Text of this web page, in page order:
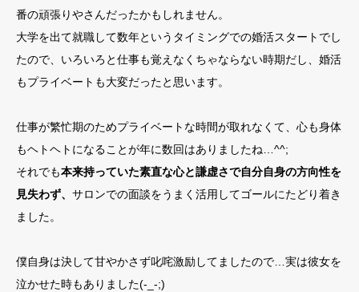
番の頑張りやさんだったかもしれません。
大学を出て就職して数年というタイミングでの婚活スタートでし
たので、いろいろと仕事も覚えなくちゃならない時期だし、婚活
もプライベートも大変だったと思います。
仕事が繁忙期のためプライベートな時間が取れなくて、心も身体
もヘトヘトになることが年に数回はありましたね…^^;
それでも本来持っていた素直な心と謙虚さで自分自身の方向性を
見失わず、 サロンでの面談をうまく活用してゴールにたどり着き
ました。
僕自身は決して甘やかさず叱咤激励してましたので…実は彼女を
泣かせた時もありました(-_-;)